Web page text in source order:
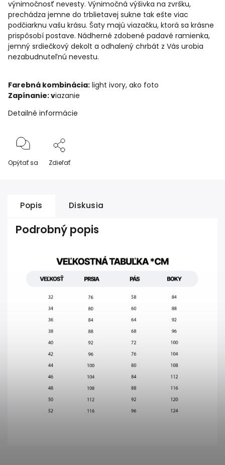
výnimočnosť nevesty. Výnimočná výšivka na zvršku,
prechádza jemne do trblietavej sukne tak ešte viac
podčiarknu vašu krásu. Šaty majú viazačku, ktorá sa krásne
prispôsobí postave. Nádherné zdobené padavé ramienka,
jemný srdiečkový dekolt a odhalený chrbát z Vás urobia
nezabudnuteľnú nevestu.
Farebná kombinácia: light ivory, ako foto
Zapínanie: viazanie
Detailné informácie
Opýtať sa Zdieľať
Popis Diskusia
Podrobný popis